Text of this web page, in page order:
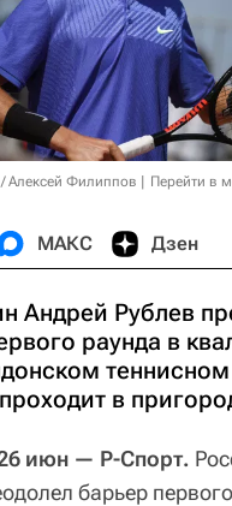
Алексей Филиппов Перейти в
МАКС Дзен
Андрей Рублев
раунда в
теннисном
в
июн — Р-Спорт.
барьер